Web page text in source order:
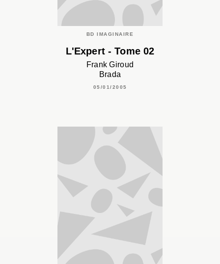
BD IMAGINAIRE
L'Expert - Tome 02
Frank Giroud
Brada
05/01/2005